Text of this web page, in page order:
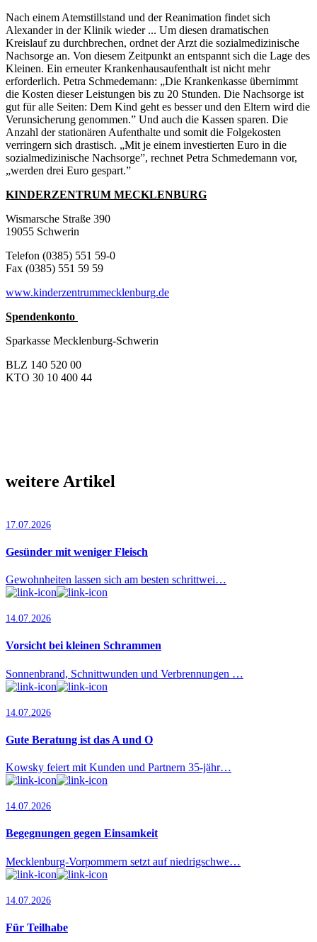
Nach einem Atemstillstand und der Reanimation findet sich
Alexander in der Klinik wieder ... Um diesen dramatischen
Kreislauf zu durchbrechen, ordnet der Arzt die sozialmedizinische
Nachsorge an. Von diesem Zeitpunkt an entspannt sich die Lage des
Kleinen. Ein erneuter Krankenhausaufenthalt ist nicht mehr
erforderlich. Petra Schmedemann: „Die Krankenkasse übernimmt
die Kosten dieser Leistungen bis zu 20 Stunden. Die Nachsorge ist
gut für alle Seiten: Dem Kind geht es besser und den Eltern wird die
Verunsicherung genommen.” Und auch die Kassen sparen. Die
Anzahl der stationären Aufenthalte und somit die Folgekosten
verringern sich drastisch. „Mit je einem investierten Euro in die
sozialmedizinische Nachsorge”, rechnet Petra Schmedemann vor,
„werden drei Euro gespart.”
KINDERZENTRUM MECKLENBURG
Wismarsche Straße 390
19055 Schwerin
Telefon (0385) 551 59-0
Fax (0385) 551 59 59
www.kinderzentrummecklenburg.de
Spendenkonto
Sparkasse Mecklenburg-Schwerin
BLZ 140 520 00
KTO 30 10 400 44
weitere Artikel
17.07.2026
Gesünder mit weniger Fleisch
Gewohnheiten lassen sich am besten schrittwei…
14.07.2026
Vorsicht bei kleinen Schrammen
Sonnenbrand, Schnittwunden und Verbrennungen …
14.07.2026
Gute Beratung ist das A und O
Kowsky feiert mit Kunden und Partnern 35-jähr…
14.07.2026
Begegnungen gegen Einsamkeit
Mecklenburg-Vorpommern setzt auf niedrigschwe…
14.07.2026
Für Teilhabe